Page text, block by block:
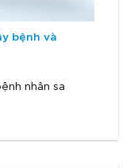
bệnh và
nhân sa